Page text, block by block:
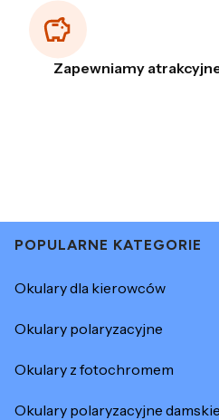
Zapewniamy
Linki w stopce
POPULARNE KATEGORIE
Okulary dla kierowców
Okulary polaryzacyjne
Okulary z fotochromem
Okulary polaryzacyjne damskie